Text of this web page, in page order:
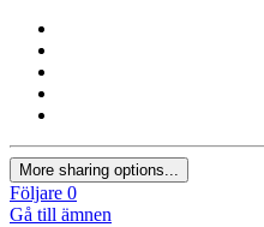
More sharing options...
Följare 0
Gå till ämnen